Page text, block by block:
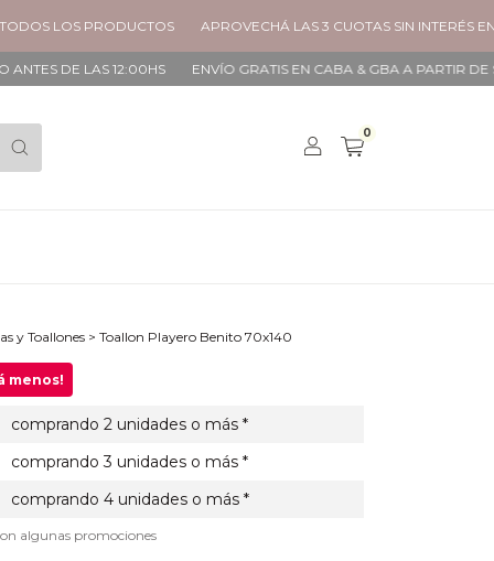
PRODUCTOS APROVECHÁ LAS 3 CUOTAS SIN INTERÉS EN TODOS
LAS 12:00HS ENVÍO GRATIS EN CABA & GBA A PARTIR DE $90.000
0
y Toallones > Toallon Playero Benito 70x140
menos!
comprando 2 unidades o más *
comprando 3 unidades o más *
comprando 4 unidades o más *
algunas promociones